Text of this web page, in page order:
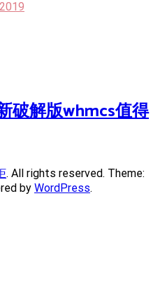
破解版whmcs值得
. All rights reserved. Theme:
by WordPress.